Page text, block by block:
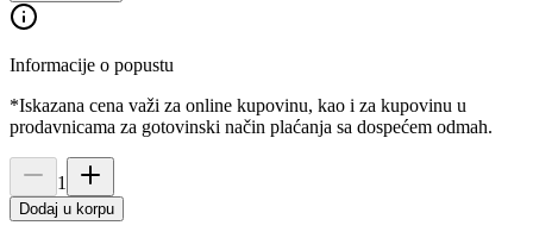
Informacije o popustu
*Iskazana cena važi za online kupovinu, kao i za kupovinu u
prodavnicama za gotovinski način plaćanja sa dospećem odmah.
1
Dodaj u korpu